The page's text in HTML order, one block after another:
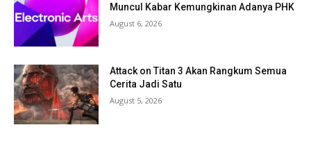
Muncul Kabar Kemungkinan Adanya PHK
August 6, 2026
Attack on Titan 3 Akan Rangkum Semua
Cerita Jadi Satu
August 5, 2026